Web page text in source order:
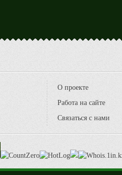
О проекте
Работа на сайте
Связаться с нами